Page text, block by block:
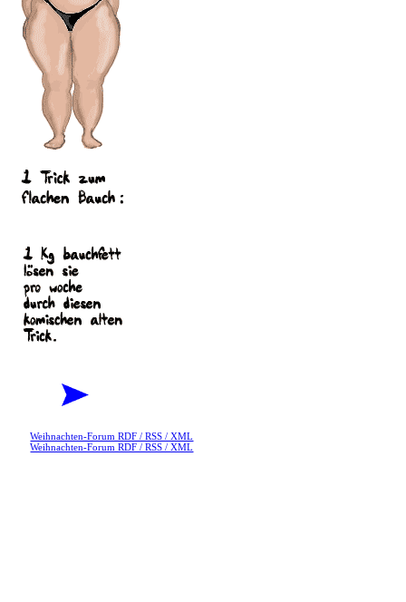
Weihnachten-Forum RDF / RSS / XML
Weihnachten-Forum RDF / RSS / XML